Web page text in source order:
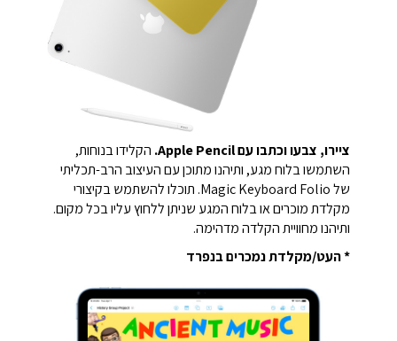
ציירו, צבעו וכתבו עם Apple Pencil.
הקלידו בנוחות,
השתמשו בלוח מגע, ותיהנו מתוכן עם העיצוב הרב-תכליתי
של Magic Keyboard Folio. תוכלו להשתמש בקיצורי
מקלדת מוכרים או בלוח המגע שניתן ללחוץ עליו בכל מקום.
ותיהנו מחוויית הקלדה מדהימה.
* העט/מקלדת נמכרים בנפרד